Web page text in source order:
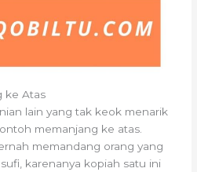
ke Atas
lain yang tak keok menarik
memanjang ke atas.
memandang orang yang
karenanya kopiah satu ini